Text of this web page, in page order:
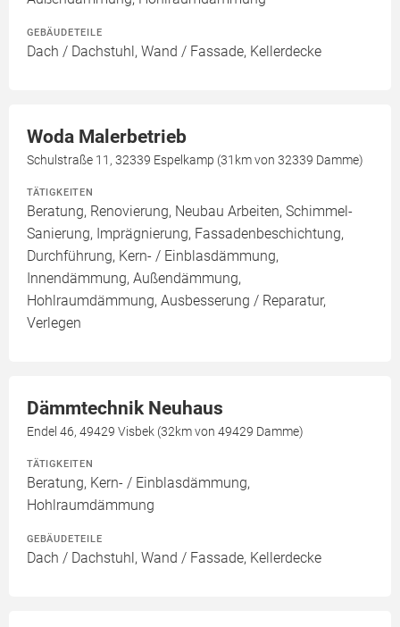
GEBÄUDETEILE
Dach / Dachstuhl, Wand / Fassade, Kellerdecke
Woda Malerbetrieb
Schulstraße 11, 32339 Espelkamp (31km von 32339 Damme)
TÄTIGKEITEN
Beratung, Renovierung, Neubau Arbeiten, Schimmel-
Sanierung, Imprägnierung, Fassadenbeschichtung,
Durchführung, Kern- / Einblasdämmung,
Innendämmung, Außendämmung,
Hohlraumdämmung, Ausbesserung / Reparatur,
Verlegen
Dämmtechnik Neuhaus
Endel 46, 49429 Visbek (32km von 49429 Damme)
TÄTIGKEITEN
Beratung, Kern- / Einblasdämmung,
Hohlraumdämmung
GEBÄUDETEILE
Dach / Dachstuhl, Wand / Fassade, Kellerdecke